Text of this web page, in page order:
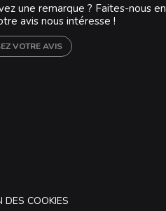
une remarque ? Faites-nous en
avis nous intéresse !
VOTRE AVIS
DES COOKIES